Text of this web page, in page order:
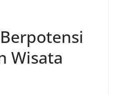
Wisata